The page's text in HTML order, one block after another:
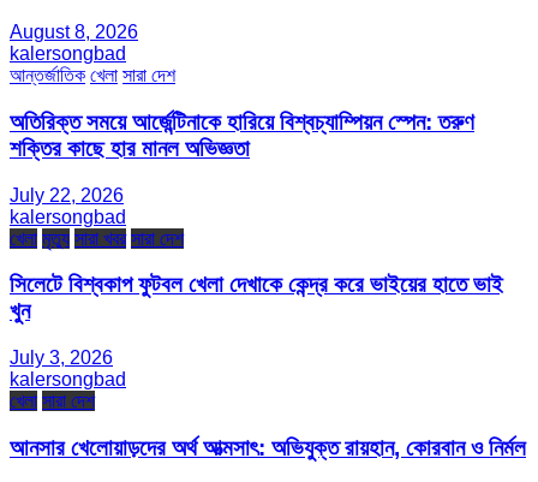
August 8, 2026
kalersongbad
আন্তর্জাতিক খেলা সারা দেশ
অতিরিক্ত সময়ে আর্জেন্টিনাকে হারিয়ে বিশ্বচ্যাম্পিয়ন স্পেন: তরুণ
শক্তির কাছে হার মানল অভিজ্ঞতা
July 22, 2026
kalersongbad
খেলা মৃত্যু সারা খবর সারা দেশ
সিলেটে বিশ্বকাপ ফুটবল খেলা দেখাকে কেন্দ্র করে ভাইয়ের হাতে ভাই
খুন
July 3, 2026
kalersongbad
খেলা সারা দেশ
আনসার খেলোয়াড়দের অর্থ আত্মসাৎ: অভিযুক্ত রায়হান, কোরবান ও নির্মল